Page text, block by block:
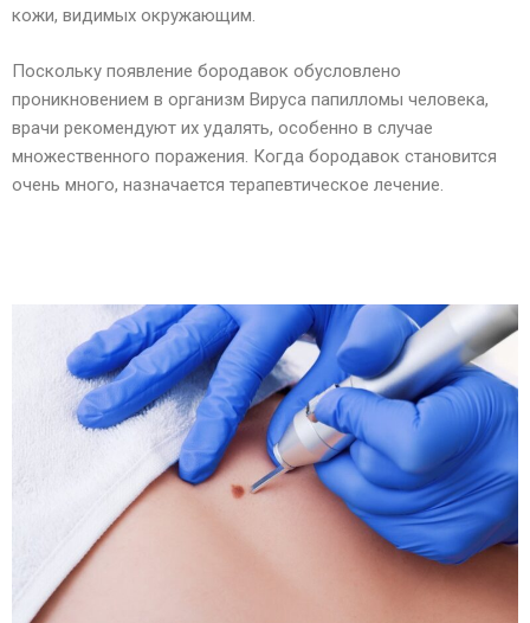
кожи, видимых окружающим.
Поскольку появление бородавок обусловлено
проникновением в организм Вируса папилломы человека,
врачи рекомендуют их удалять, особенно в случае
множественного поражения. Когда бородавок становится
очень много, назначается терапевтическое лечение.